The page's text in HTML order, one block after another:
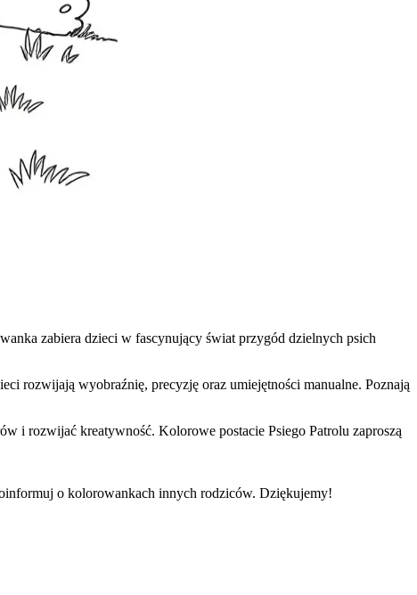
zabiera dzieci w fascynujący świat przygód dzielnych psich
rozwijają wyobraźnię, precyzję oraz umiejętności manualne. Poznają
i rozwijać kreatywność. Kolorowe postacie Psiego Patrolu zaproszą
o kolorowankach innych rodziców. Dziękujemy!